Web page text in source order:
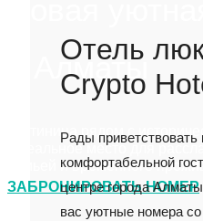
в Алматы
Гостиница рядом с
Идеальное место для
семьей и временного
ЗАБРОНИРОВАТЬ НОМЕР
Отель
Crypto
Рады
комфортабельной
центре города
вас уютные номера